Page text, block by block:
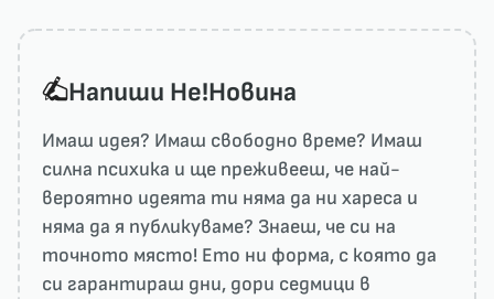
Напиши He!Новина
Имаш идея? Имаш свободно време? Имаш
силна психика и ще преживееш, че най-
вероятно идеята ти няма да ни харесa и
няма да я публикуваме? Знаеш, че си на
точното място! Ето ни форма, с която да
си гарантираш дни, дори седмици в